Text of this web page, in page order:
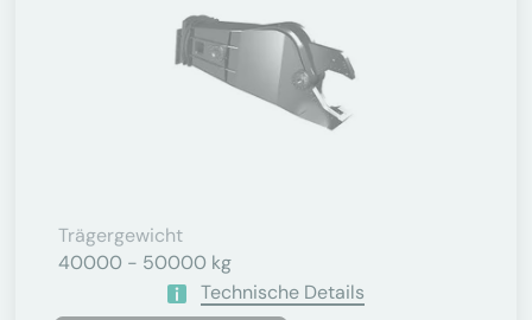
Trägergewicht
40000 - 50000 kg
Technische Details